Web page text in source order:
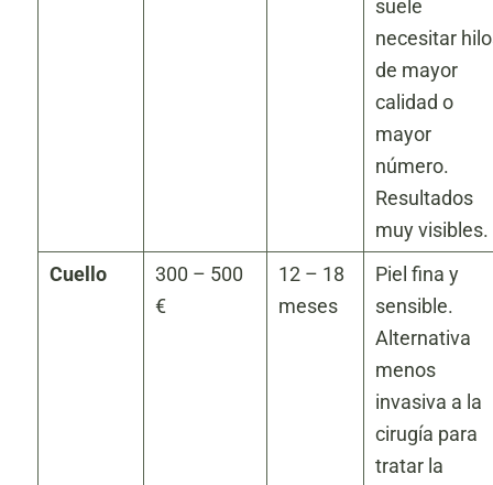
suele
necesitar
de mayor
calidad o
mayor
número.
Resultados
muy visibles.
Cuello
300 – 500
€
12 – 18
meses
Piel fina y
sensible.
Alternativa
menos
invasiva a la
cirugía para
tratar la